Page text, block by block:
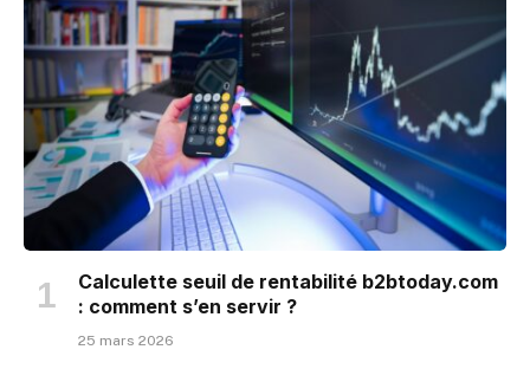
Calculette seuil de rentabilité b2btoday.com
: comment s’en servir ?
25 mars 2026